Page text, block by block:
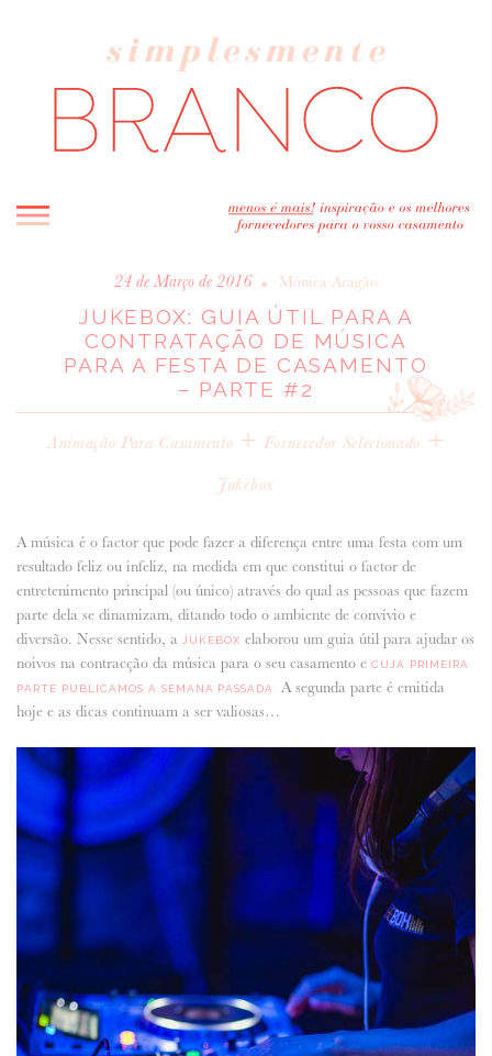
INICIO
BLOG
MELHOR INSPIRAÇÃO
ENTREVISTAS
REAL WEDDINGS & EDITORIAIS
CASAVA-ME AQUI!
FORNECEDORES RECOMENDADOS
ANUNCIE CONNOSCO
24 de Março de 2016 • Mónica Aragão
JUKEBOX: GUIA ÚTIL PARA A
CONTRATAÇÃO DE MÚSICA
PARA A FESTA DE CASAMENTO
– PARTE #2
Animação Para Casamento +Fornecedor Selecionado +
Jukebox
A música é o factor que pode fazer a diferença entre uma festa com um
resultado feliz ou infeliz, na medida em que constitui o factor de
entretenimento principal (ou único) através do qual as pessoas que fazem
parte dela se dinamizam, ditando todo o ambiente de convívio e
diversão. Nesse sentido, a
JUKEBOX elaborou um guia útil para ajudar os
noivos na contracção da música para o seu casamento e CUJA PRIMEIRA
PARTE PUBLICAMOS A SEMANA PASSADA.
A segunda parte é emitida
hoje e as dicas continuam a ser valiosas…